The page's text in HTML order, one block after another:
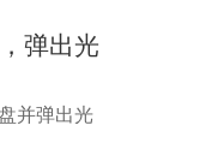
弹出光
并弹出光